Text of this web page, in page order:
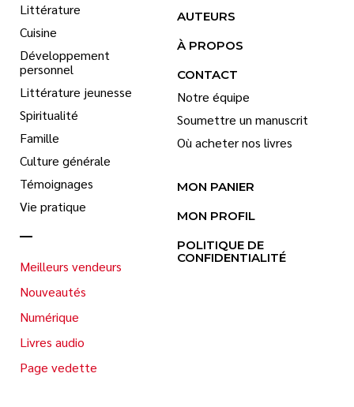
Littérature
Cuisine
Développement
personnel
Littérature jeunesse
Spiritualité
Famille
Culture générale
Témoignages
Vie pratique
Meilleurs vendeurs
Nouveautés
Numérique
Livres audio
Page vedette
AUTEURS
À PROPOS
CONTACT
Notre équipe
Soumettre un manuscrit
Où acheter nos livres
MON PANIER
MON PROFIL
POLITIQUE DE
CONFIDENTIALITÉ